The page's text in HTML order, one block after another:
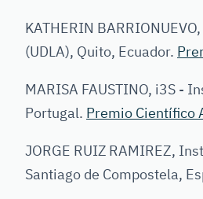
KATHERIN
(UDLA), Quito, Ecuador.
MARISA FAUSTINO, i3S -
Portugal. Premio Científico
JORGE RUIZ RAMIREZ,
Santiago de Compostela,